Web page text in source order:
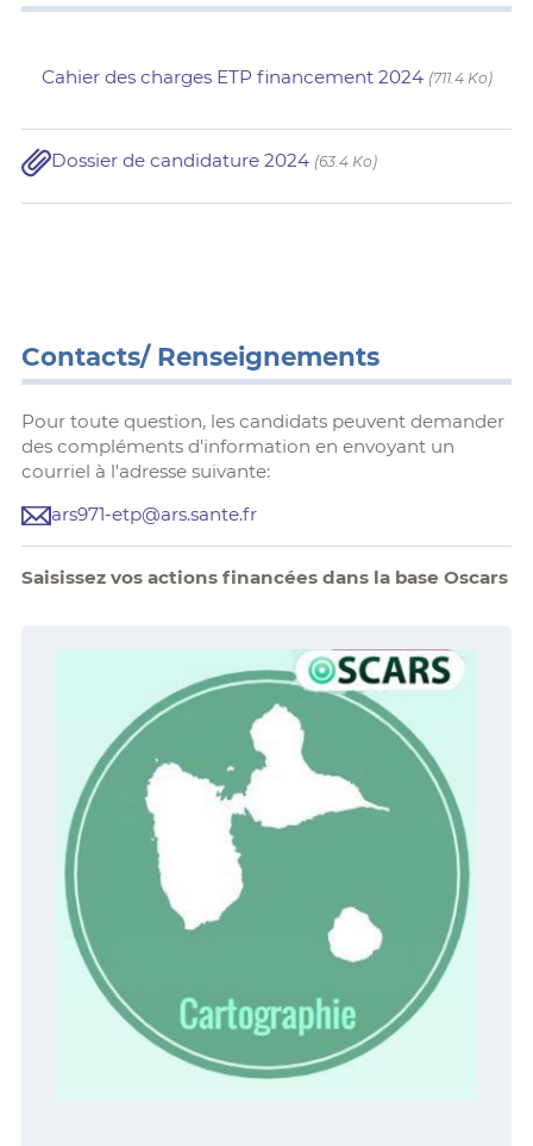
Cahier des charges ETP financement 2024 (711.4 Ko)
Dossier de candidature 2024 (63.4 Ko)
Contacts/ Renseignements
Pour toute question, les candidats peuvent demander
des compléments d'information en envoyant un
courriel à l'adresse suivante:
ars971-etp@ars.sante.fr
Saisissez vos actions financées dans la base Oscars